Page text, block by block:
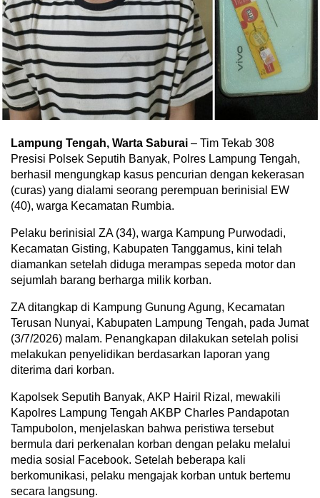
Lampung Tengah, Warta Saburai – Tim Tekab 308
Presisi Polsek Seputih Banyak, Polres Lampung Tengah,
berhasil mengungkap kasus pencurian dengan kekerasan
(curas) yang dialami seorang perempuan berinisial EW
(40), warga Kecamatan Rumbia.
Pelaku berinisial ZA (34), warga Kampung Purwodadi,
Kecamatan Gisting, Kabupaten Tanggamus, kini telah
diamankan setelah diduga merampas sepeda motor dan
sejumlah barang berharga milik korban.
ZA ditangkap di Kampung Gunung Agung, Kecamatan
Terusan Nunyai, Kabupaten Lampung Tengah, pada Jumat
(3/7/2026) malam. Penangkapan dilakukan setelah polisi
melakukan penyelidikan berdasarkan laporan yang
diterima dari korban.
Kapolsek Seputih Banyak, AKP Hairil Rizal, mewakili
Kapolres Lampung Tengah AKBP Charles Pandapotan
Tampubolon, menjelaskan bahwa peristiwa tersebut
bermula dari perkenalan korban dengan pelaku melalui
media sosial Facebook. Setelah beberapa kali
berkomunikasi, pelaku mengajak korban untuk bertemu
secara langsung.